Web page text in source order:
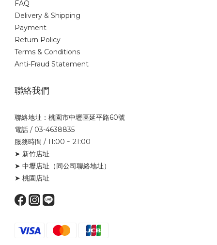
FAQ
Delivery & Shipping
Payment
Return Policy
Terms & Conditions
Anti-Fraud Statement
聯絡我們
聯絡地址：桃園市中壢區延平路60號
電話 / 03-4638835
服務時間 / 11:00 ~ 21:00
➤ 新竹店址
➤ 中壢店址 （同公司聯絡地址）
➤ 桃園店址